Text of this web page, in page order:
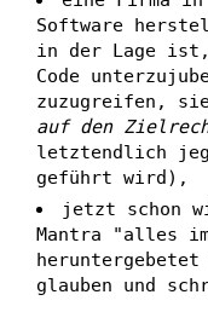
Software
in der Lage
Code
zuzugreifen,
auf den
letztendlich
geführt wird),
jetzt schon
Mantra "alles
glauben und